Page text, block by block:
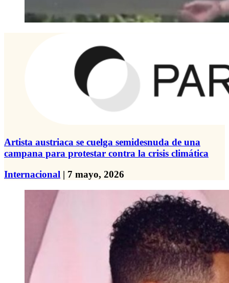
Artista austriaca se cuelga semidesnuda de una
campana para protestar contra la crisis climática
Internacional | 7 mayo, 2026